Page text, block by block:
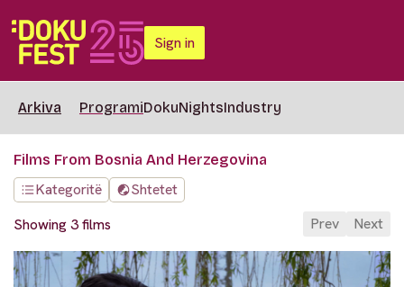
Sign in
Arkiva ProgramiDokuNightsIndustry
Films From Bosnia And Herzegovina
Kategoritë
Shtetet
Showing 3 films
Prev Next